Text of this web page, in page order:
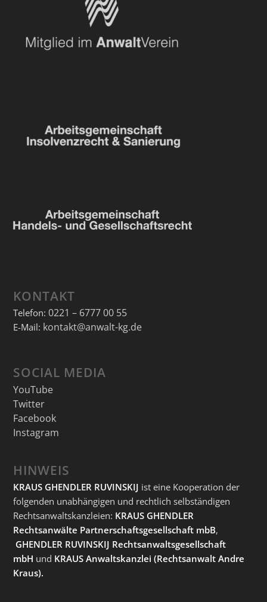
KONTAKT
Telefon: 0221 – 6777 00 55
E-Mail: kontakt@anwalt-kg.de
SOCIAL MEDIA
YouTube
Twitter
Facebook
Instagram
HINWEIS
KRAUS GHENDLER RUVINSKIJ ist eine Kooperation der
folgenden unabhängigen und rechtlich selbständigen
Rechtsanwaltskanzleien: KRAUS GHENDLER
Rechtsanwälte Partnerschaftsgesellschaft mbB,
GHENDLER RUVINSKIJ Rechtsanwaltsgesellschaft
mbH und KRAUS Anwaltskanzlei (Rechtsanwalt Andre
Kraus).